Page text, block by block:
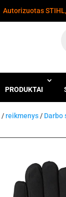
Autorizuotas
PRODUKTAI
/reikmenys / Darbo